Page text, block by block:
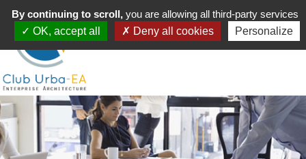
Toggle
navigation
MENU
By continuing to scroll,you are allowing all third-party services
OK, accept all
Deny all cookies Personalize